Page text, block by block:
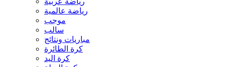
رياضة عالمية
موجب
سالب
مباريات ونتائج
كرة الطائرة
كرة اليد